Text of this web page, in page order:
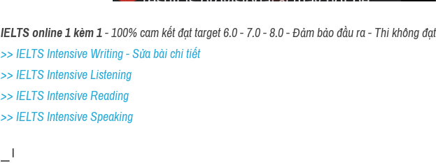
IELTS online 1 kèm 1 - 100% cam kết đạt target 6.0 - 7.0 - 8.0 - Đảm bảo đầu ra - Thi không
>> IELTS Intensive Writing - Sửa bài chi tiết
>> IELTS Intensive Listening
>> IELTS Intensive Reading
>> IELTS Intensive Speaking